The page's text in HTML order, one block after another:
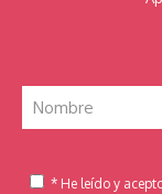
* He leído y